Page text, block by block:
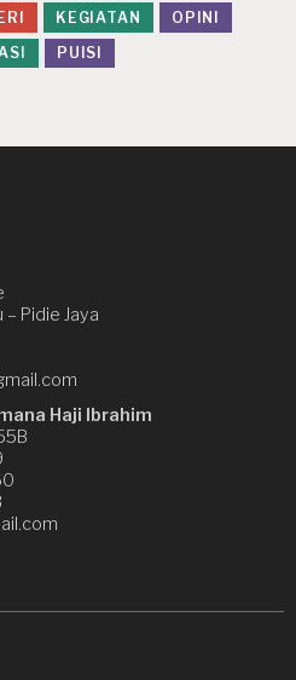
KEGIATAN
OPINI
PUISI
– Pidie Jaya
Haji Ibrahim